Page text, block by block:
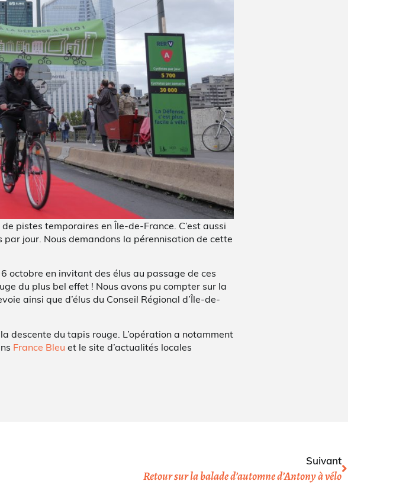
pistes temporaires en Île-de-France. C’est aussi
jour. Nous demandons la pérennisation de cette
octobre en invitant des élus au passage de ces
du plus bel effet ! Nous avons pu compter sur la
ainsi que d’élus du Conseil Régional d’Île-de-
descente du tapis rouge. L’opération a notamment
France Bleu et le site d’actualités locales
Suivant
Retour sur la balade d’automne d’Antony à vélo